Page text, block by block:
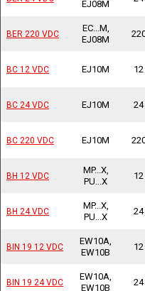
EJ08M
BER 220 VDC
EC...M,
EJ08M
BC 12 VDC EJ10M
BC 24 VDC EJ10M 24
BC 220 VDC EJ10M
BH 12 VDC
MP...X,
PU...X
BH 24 VDC
MP...X,
PU...X
24
BIN 19 12 VDC
EW10A,
EW10B
BIN 19 24 VDC
EW10A,
EW10B
24
BER 220 VDC
BC 12 VDC
BC 24 VDC
BC 220 VDC
BH 12 VDC
BH 24 VDC
BIN 19 12 VDC
BIN 19 24 VDC